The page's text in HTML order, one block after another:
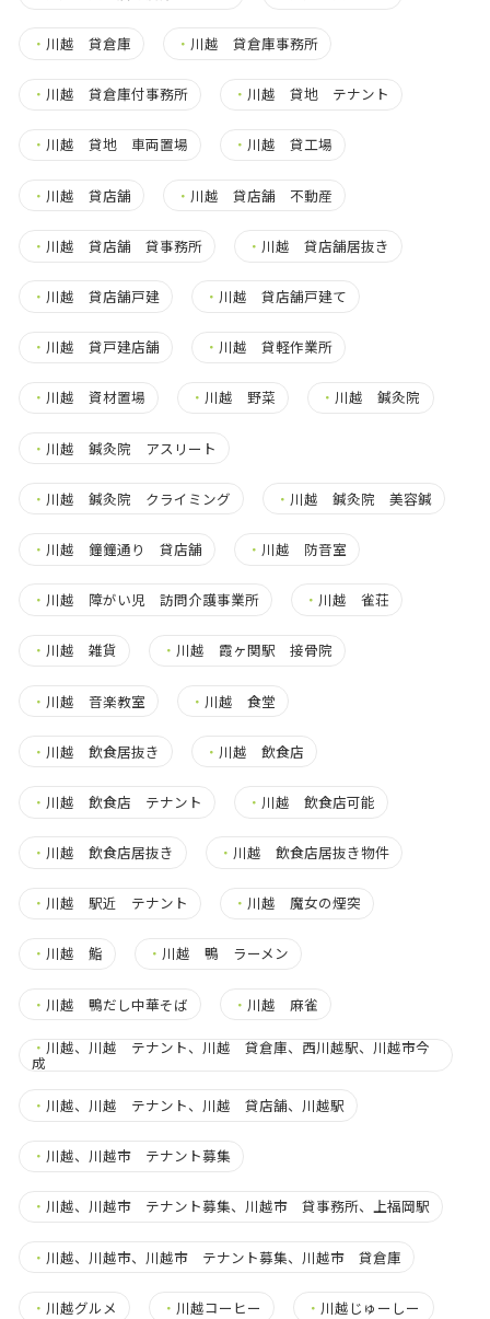
・ 川越 貸倉庫 ・ 川越 貸倉庫事務所
・ 川越 貸倉庫付事務所 ・ 川越 貸地 テナント
・ 川越 貸地 車両置場 ・ 川越 貸工場
・ 川越 貸店舗 ・ 川越 貸店舗 不動産
・ 川越 貸店舗 貸事務所 ・ 川越 貸店舗居抜き
・ 川越 貸店舗戸建 ・ 川越 貸店舗戸建て
・ 川越 貸戸建店舗 ・ 川越 貸軽作業所
・ 川越 資材置場 ・ 川越 野菜 ・ 川越 鍼灸院
・ 川越 鍼灸院 アスリート
・ 川越 鍼灸院 クライミング ・ 川越 鍼灸院 美容鍼
・ 川越 鐘鐘通り 貸店舗 ・ 川越 防音室
・ 川越 障がい児 訪問介護事業所 ・ 川越 雀荘
・ 川越 雑貨 ・ 川越 霞ヶ関駅 接骨院
・ 川越 音楽教室 ・ 川越 食堂
・ 川越 飲食居抜き ・ 川越 飲食店
・ 川越 飲食店 テナント ・ 川越 飲食店可能
・ 川越 飲食店居抜き ・ 川越 飲食店居抜き物件
・ 川越 駅近 テナント ・ 川越 魔女の煙突
・ 川越 鮨 ・ 川越 鴨 ラーメン
・ 川越 鴨だし中華そば ・ 川越 麻雀
・ 川越、川越 テナント、川越 貸倉庫、西川越駅、川越市今
成
・ 川越、川越 テナント、川越 貸店舗、川越駅
・ 川越、川越市 テナント募集
・ 川越、川越市 テナント募集、川越市 貸事務所、上福岡駅
・ 川越、川越市、川越市 テナント募集、川越市 貸倉庫
・ 川越グルメ ・ 川越コーヒー ・ 川越じゅーしー